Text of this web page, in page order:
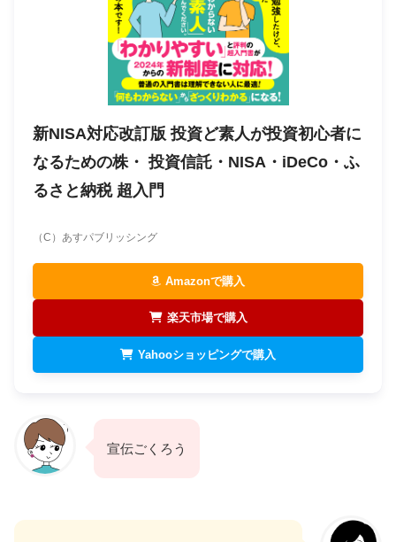
新NISA対応改訂版 投資ど素人が投資初心者に
なるための株・ 投資信託・NISA・iDeCo・ふ
るさと納税 超入門
（C）あすパブリッシング
Amazonで購入
楽天市場で購入
Yahooショッピングで購入
宣伝ごくろう